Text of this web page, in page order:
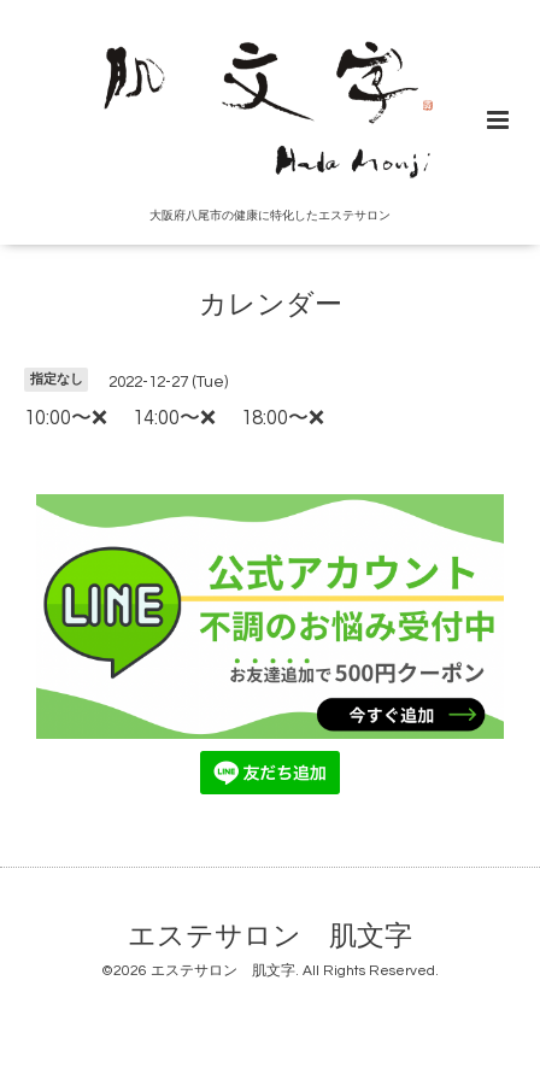
大阪府八尾市の健康に特化したエステサロン
カレンダー
指定なし 2022-12-27 (Tue)
10:00〜❌ 14:00〜❌ 18:00〜❌
エステサロン 肌文字
©2026 エステサロン 肌文字. All Rights Reserved.